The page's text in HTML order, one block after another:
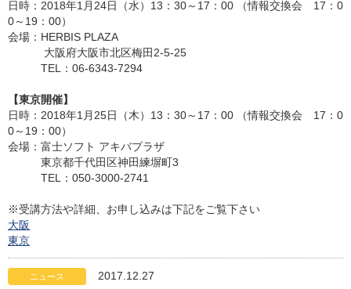
日時：2018年1月24日（水）13：30～17：00 （情報交換会 17：0
0～19：00）
会場：HERBIS PLAZA
大阪府大阪市北区梅田2-5-25
TEL：06-6343-7294
【東京開催】
日時：2018年1月25日（木）13：30～17：00 （情報交換会 17：0
0～19：00）
会場：富士ソフト アキバプラザ
東京都千代田区神田練塀町3
TEL：050-3000-2741
※受講方法や詳細、お申し込みは下記をご覧下さい
大阪
東京
ニュース
2017.12.27